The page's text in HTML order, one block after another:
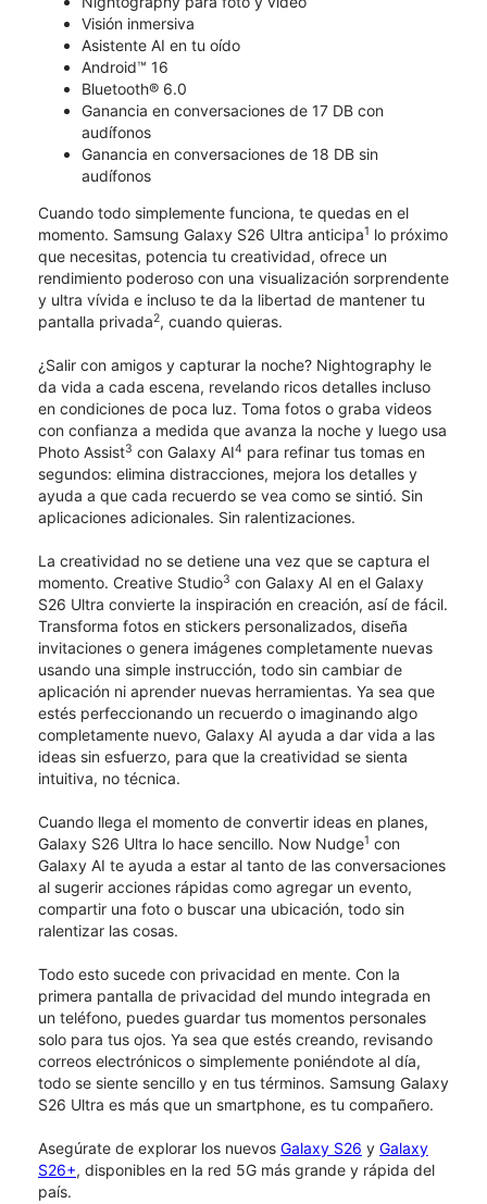
Visión inmersiva
Asistente AI en tu oído
Android™ 16
Bluetooth® 6.0
Ganancia en conversaciones de 17 DB con
audífonos
Ganancia en conversaciones de 18 DB sin
audífonos
Cuando todo simplemente funciona, te quedas en el
momento. Samsung Galaxy S26 Ultra anticipa1 lo próximo
que necesitas, potencia tu creatividad, ofrece un
rendimiento poderoso con una visualización sorprendente
y ultra vívida e incluso te da la libertad de mantener tu
pantalla privada2, cuando quieras.
¿Salir con amigos y capturar la noche? Nightography le
da vida a cada escena, revelando ricos detalles incluso
en condiciones de poca luz. Toma fotos o graba videos
con confianza a medida que avanza la noche y luego usa
Photo Assist3 con Galaxy AI4 para refinar tus tomas en
segundos: elimina distracciones, mejora los detalles y
ayuda a que cada recuerdo se vea como se sintió. Sin
aplicaciones adicionales. Sin ralentizaciones.
La creatividad no se detiene una vez que se captura el
momento. Creative Studio3 con Galaxy AI en el Galaxy
S26 Ultra convierte la inspiración en creación, así de fácil.
Transforma fotos en stickers personalizados, diseña
invitaciones o genera imágenes completamente nuevas
usando una simple instrucción, todo sin cambiar de
aplicación ni aprender nuevas herramientas. Ya sea que
estés perfeccionando un recuerdo o imaginando algo
completamente nuevo, Galaxy AI ayuda a dar vida a las
ideas sin esfuerzo, para que la creatividad se sienta
intuitiva, no técnica.
Cuando llega el momento de convertir ideas en planes,
Galaxy S26 Ultra lo hace sencillo. Now Nudge1 con
Galaxy AI te ayuda a estar al tanto de las conversaciones
al sugerir acciones rápidas como agregar un evento,
compartir una foto o buscar una ubicación, todo sin
ralentizar las cosas.
Todo esto sucede con privacidad en mente. Con la
primera pantalla de privacidad del mundo integrada en
un teléfono, puedes guardar tus momentos personales
solo para tus ojos. Ya sea que estés creando, revisando
correos electrónicos o simplemente poniéndote al día,
todo se siente sencillo y en tus términos. Samsung Galaxy
S26 Ultra es más que un smartphone, es tu compañero.
Asegúrate de explorar los nuevos Galaxy S26 y Galaxy
S26+, disponibles en la red 5G más grande y rápida del
país.